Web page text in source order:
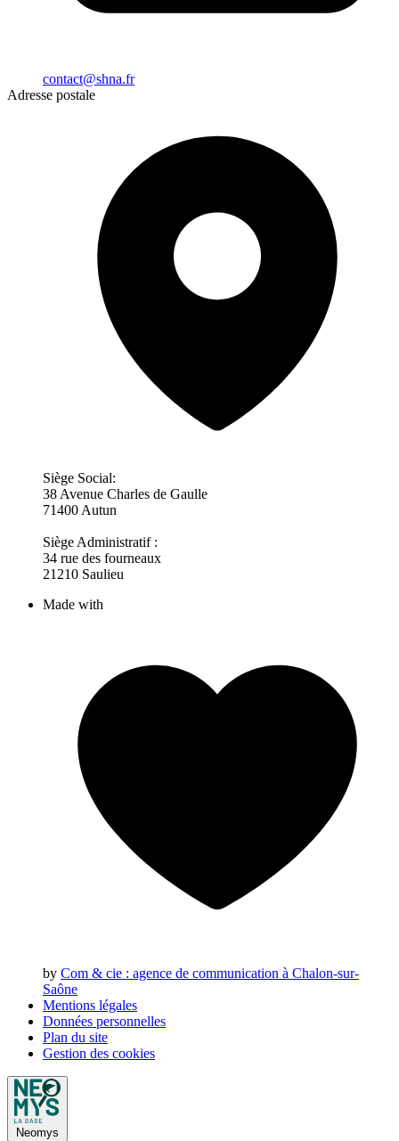
contact@shna.fr
Adresse postale
Siège Social:
38 Avenue Charles de Gaulle
71400 Autun
Siège Administratif :
34 rue des fourneaux
21210 Saulieu
Made with
by Com & cie : agence de communication à Chalon-sur-
Saône
Mentions légales
Données personnelles
Plan du site
Gestion des cookies
Neomys